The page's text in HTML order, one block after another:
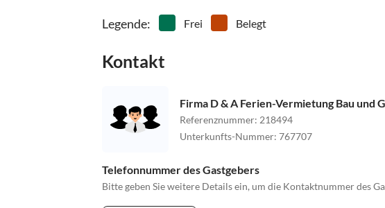
Legende: Frei Belegt
Kontakt
Firma D & A Ferien-Vermietung Bau und
Referenznummer: 218494
Unterkunfts-Nummer: 767707
Telefonnummer des Gastgebers
Bitte geben Sie weitere Details ein, um die Kontaktnummer des